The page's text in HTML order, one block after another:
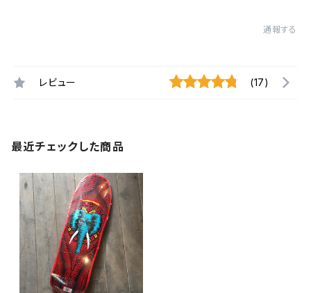
通報する
レビュー (17)
最近チェックした商品